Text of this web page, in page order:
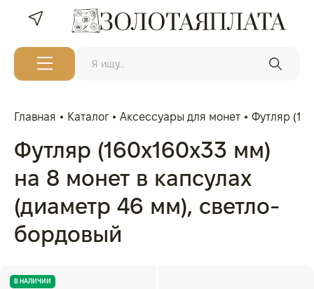
Главная Каталог Аксессуары для монет Футляр
Футляр (160x160x33 мм)
на 8 монет в капсулах
(диаметр 46 мм), светло-
бордовый
В НАЛИЧИИ